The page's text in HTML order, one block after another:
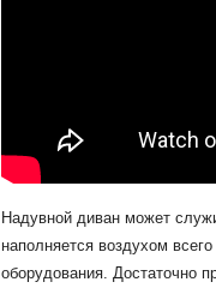
Надувной диван может
наполняется воздухом
оборудования. Достаточно